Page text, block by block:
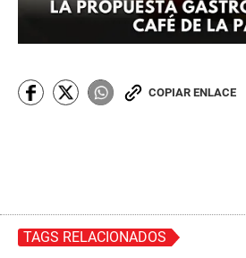
COPIAR ENLACE
TAGS RELACIONADOS